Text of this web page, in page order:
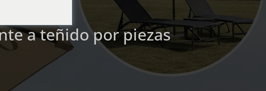
a teñido por piezas